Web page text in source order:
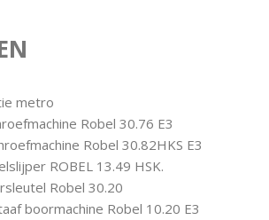
metro
Accu kraagschroefmachine Robel 30.76 E3
Robel 30.82HKS E3
Accu Railprofielslijper ROBEL 13.49 HSK.
Robel 30.20
boormachine Robel 10.20 E3